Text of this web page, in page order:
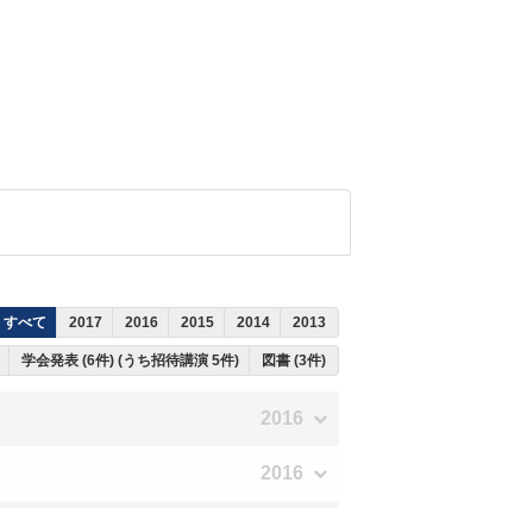
すべて 2017 2016 2015 2014 2013
学会発表 (6件) (うち招待講演 5件) 図書 (3件)
2016
2016